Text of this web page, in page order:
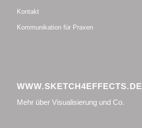
Kontakt
Kommunikation für Praxen
WWW.SKETCH4EFFECTS.DE
Mehr über Visualisierung und Co.